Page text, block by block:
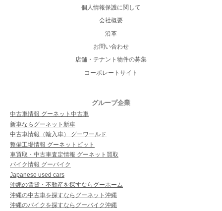
個人情報保護に関して
会社概要
沿革
お問い合わせ
店舗・テナント物件の募集
コーポレートサイト
グループ企業
中古車情報 グーネット中古車
新車ならグーネット新車
中古車情報（輸入車） グーワールド
整備工場情報 グーネットピット
車買取・中古車査定情報 グーネット買取
バイク情報 グーバイク
Japanese used cars
沖縄の賃貸・不動産を探すならグーホーム
沖縄の中古車を探すならグーネット沖縄
沖縄のバイクを探すならグーバイク沖縄